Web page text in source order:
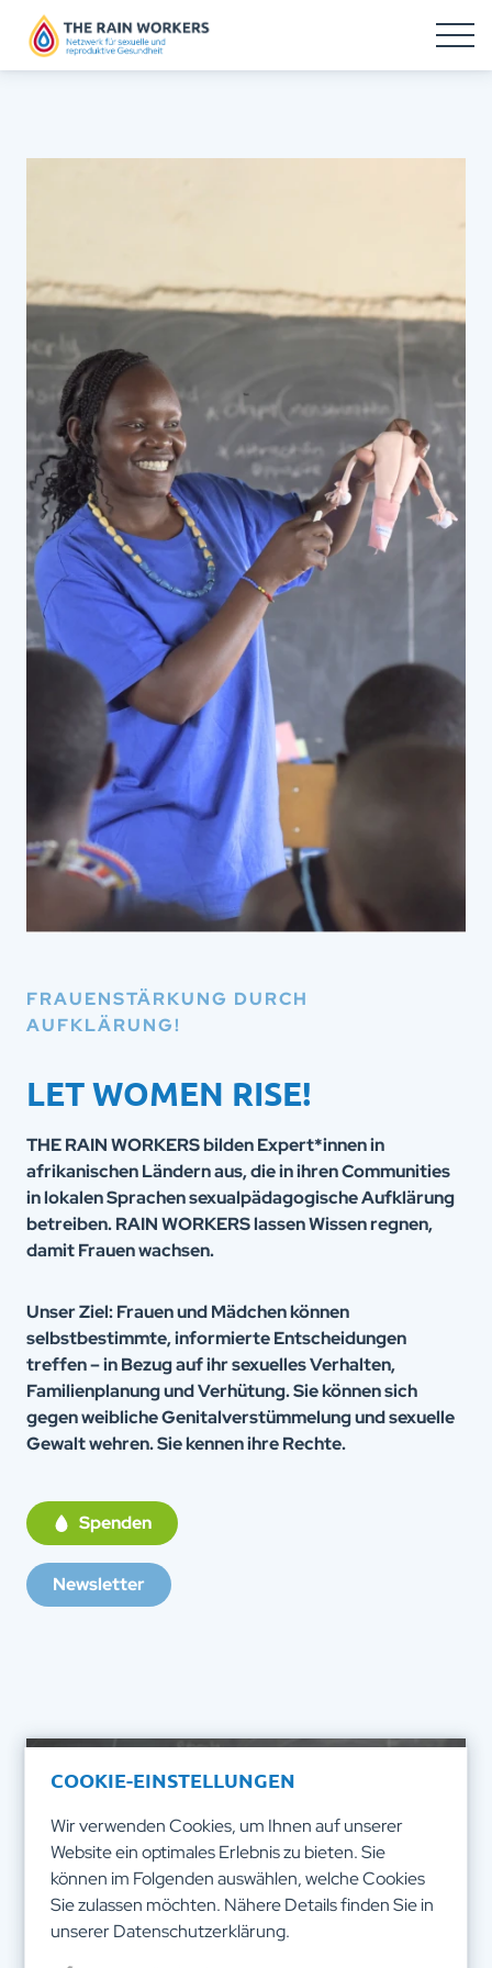
COOKIE-EINSTELLUNGEN
Wir verwenden Cookies, um Ihnen auf unserer
Website ein optimales Erlebnis zu bieten. Sie
können im Folgenden auswählen, welche Cookies
Sie zulassen möchten. Nähere Details finden Sie in
unsererDatenschutzerklärung.
FRAUENSTÄRKUNG DURCH
AUFKLÄRUNG!
LET WOMEN RISE!
THE RAIN WORKERS bilden Expert*innen in
afrikanischen Ländern aus, die in ihren Communities
in lokalen Sprachen sexualpädagogische Aufklärung
betreiben. RAIN WORKERS lassen Wissen regnen,
damit Frauen wachsen.
Unser Ziel: Frauen und Mädchen können
selbstbestimmte, informierte Entscheidungen
treffen – in Bezug auf ihr sexuelles Verhalten,
Familienplanung und Verhütung. Sie können sich
gegen weibliche Genitalverstümmelung und sexuelle
Gewalt wehren. Sie kennen ihre Rechte.
Spenden
Newsletter